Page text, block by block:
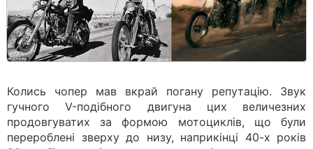
Колись чопер мав вкрай погану репутацію. Звук
гучного V-подібного двигуна цих величезних
продовгуватих за формою мотоциклів, що були
перероблені зверху до низу, наприкінці 40-х років